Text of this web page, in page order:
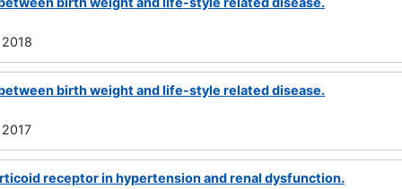
2018
birth weight and life-style related disease.
2017
receptor in hypertension and renal dysfunction.